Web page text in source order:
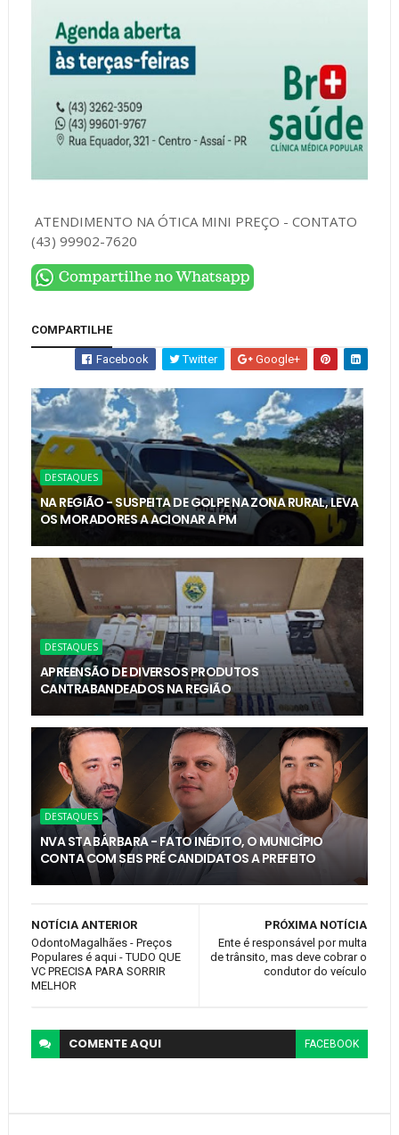
ATENDIMENTO NA ÓTICA MINI PREÇO - CONTATO
(43) 99902-7620
COMPARTILHE
Facebook Twitter Google+
DESTAQUES
NA REGIÃO - SUSPEITA DE GOLPE NA ZONA RURAL, LEVA
OS MORADORES A ACIONAR A PM
DESTAQUES
APREENSÃO DE DIVERSOS PRODUTOS
CANTRABANDEADOS NA REGIÃO
DESTAQUES
NVA STA BÁRBARA - FATO INÉDITO, O MUNICÍPIO
CONTA COM SEIS PRÉ CANDIDATOS A PREFEITO
PRÓXIMA NOTÍCIA
Ente é responsável por multa
de trânsito, mas deve cobrar o
condutor do veículo
NOTÍCIA ANTERIOR
OdontoMagalhães - Preços
Populares é aqui - TUDO QUE
VC PRECISA PARA SORRIR
MELHOR
COMENTEAQUI FACEBOOK